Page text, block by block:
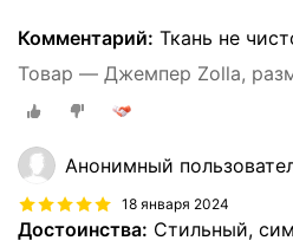
Комментарий: Ткань не
Товар — Джемпер Zolla,
Анонимный
18 января 2024
Достоинства: Стильный,